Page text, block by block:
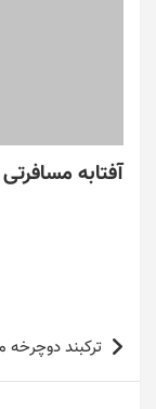
آفتابه مسافرتی کد
راهبری
نوشته
ترکبند دوچرخه